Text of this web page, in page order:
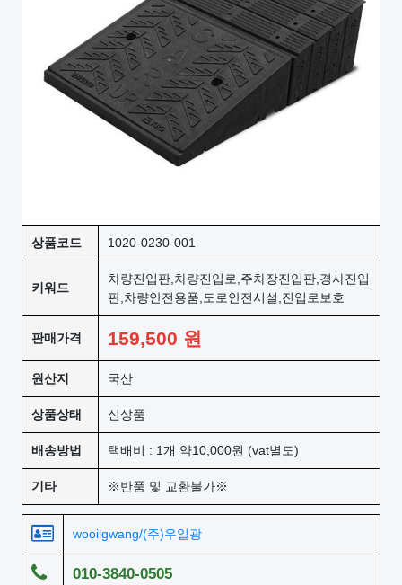
상품코드 1020-0230-001
키워드
차량진입판,차량진입로,주차장진입판,경사진입
판,차량안전용품,도로안전시설,진입로보호
판매가격 159,500 원
원산지 국산
상품상태 신상품
배송방법 택배비 : 1개 약10,000원 (vat별도)
기타 ※반품 및 교환불가※
wooilgwang/(주)우일광
010-3840-0505